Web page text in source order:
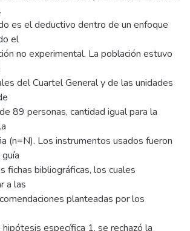
es el deductivo dentro de un enfoque
el
no experimental. La población estuvo
del Cuartel General y de las unidades
89 personas, cantidad igual para la
(n=N). Los instrumentos usados fueron
fichas bibliográficas, los cuales
a las
planteadas por los
específica 1, se rechazó la